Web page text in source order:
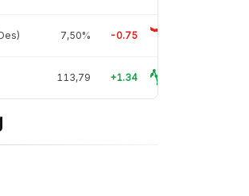
7,50% -0.75
113,79 +1.34